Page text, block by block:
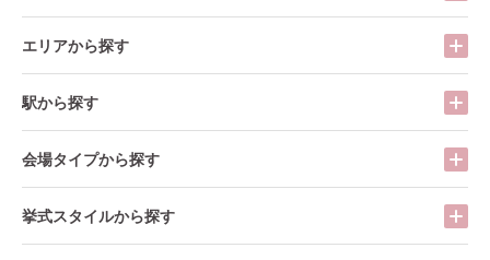
エリアから探す
駅から探す
会場タイプから探す
挙式スタイルから探す